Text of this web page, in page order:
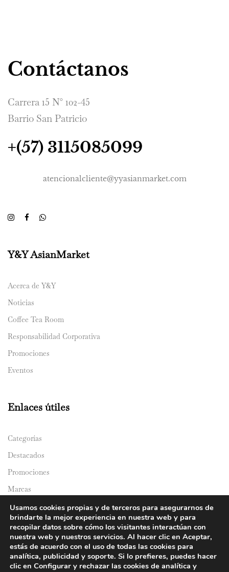
Contáctanos
Carrera 15 N° 102-45
Barrio San Patricio
+(57) 3115085099
atencionalcliente@yyasianmarket.com
Y&Y AsianMarket
Acerca de Y&Y
Noticias
Coffee Tea Room
Responsabilidad Corporativa
Promociones
Eventos
Enlaces útiles
Categorías
Destacados
Promociones
Marcas
Catálogos
Domicilios
Usamos cookies propias y de terceros para asegurarnos de
brindarte la mejor experiencia en nuestra web y para
recopilar datos sobre cómo los visitantes interactúan con
nuestra web y nuestros servicios. Al hacer clic en Aceptar,
estás de acuerdo con el uso de todas las cookies para
analítica, publicidad y soporte. Si lo prefieres, puedes hacer
clic en Configurar y rechazar las cookies de analítica y